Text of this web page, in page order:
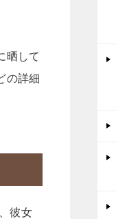
晒して
の詳細
彼女